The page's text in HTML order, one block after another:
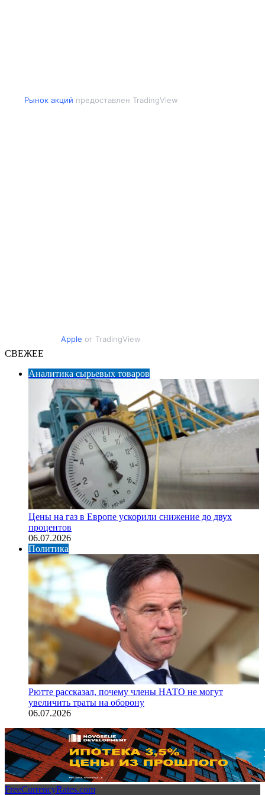
Рынок акций предоставлен TradingView
Apple от TradingView
СВЕЖЕЕ
Аналитика сырьевых товаров
Цены на газ в Европе ускорили снижение до двух
процентов
06.07.2026
Политика
Рютте рассказал, почему члены НАТО не могут
увеличить траты на оборону
06.07.2026
FreeCurrencyRates.com